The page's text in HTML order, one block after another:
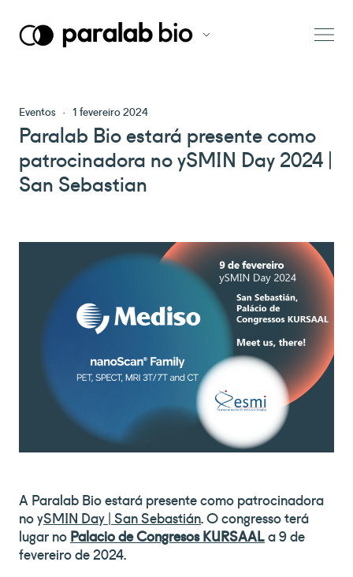
Eventos · 1 fevereiro 2024
Paralab Bio estará presente como
patrocinadora no ySMIN Day 2024 |
San Sebastian
A Paralab Bio estará presente como patrocinadora
no ySMIN Day | San Sebastián. O congresso terá
lugar noPalacio de Congresos KURSAALa 9 de
fevereiro de 2024.